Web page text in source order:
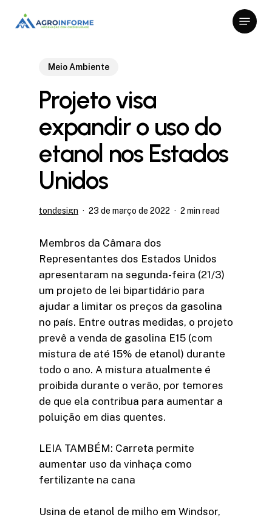
Menu
Meio Ambiente
Projeto visa
expandir o uso do
etanol nos Estados
Unidos
tondesign 23 de março de 2022 2 min read
Membros da Câmara dos
Representantes dos Estados Unidos
apresentaram na segunda-feira (21/3)
um projeto de lei bipartidário para
ajudar a limitar os preços da gasolina
no país. Entre outras medidas, o projeto
prevê a venda de gasolina E15 (com
mistura de até 15% de etanol) durante
todo o ano. A mistura atualmente é
proibida durante o verão, por temores
de que ela contribua para aumentar a
poluição em dias quentes.
LEIA TAMBÉM: Carreta permite
aumentar uso da vinhaça como
fertilizante na cana
Usina de etanol de milho em Windsor,